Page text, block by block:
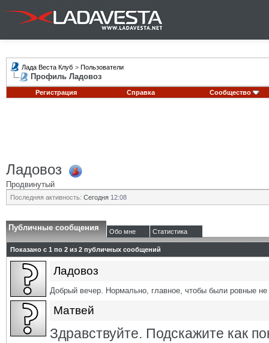
Лада Веста Клуб > Пользователи
Профиль Ладовоз
Регистрация Справка Сообщество
Ладовоз
Продвинутый
Последняя активность: Сегодня 12:08
Публичные сообщения Обо мне Статистика
Показано с 1 по 2 из 2 публичных сообщений
Ладовоз
Добрый вечер. Нормально, главное, чтобы были ровные
Матвей
Здравствуйте. Подскажите как